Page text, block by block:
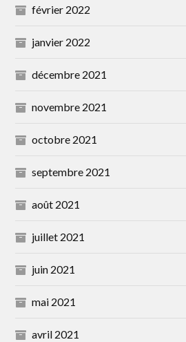
février 2022
janvier 2022
décembre 2021
novembre 2021
octobre 2021
septembre 2021
août 2021
juillet 2021
juin 2021
mai 2021
avril 2021